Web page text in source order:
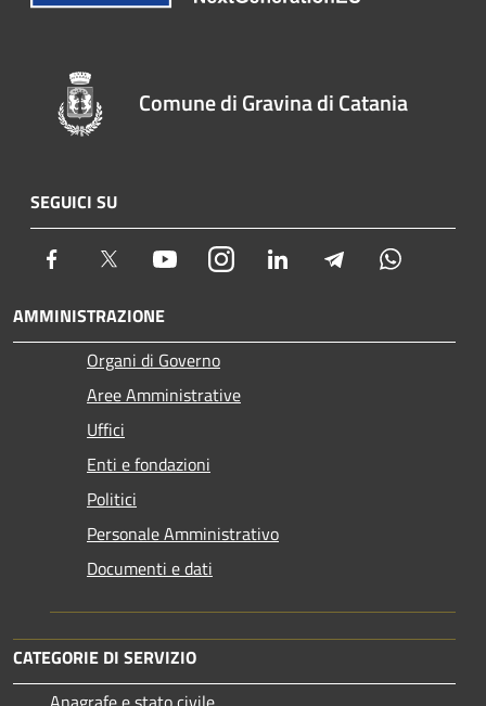
Comune di Gravina di Catania
SEGUICI SU
Facebook Twitter YoutubeInstagram LinkedIn Telegram
AMMINISTRAZIONE
Organi di Governo
Aree Amministrative
Uffici
Enti e fondazioni
Politici
Personale Amministrativo
Documenti e dati
CATEGORIE DI SERVIZIO